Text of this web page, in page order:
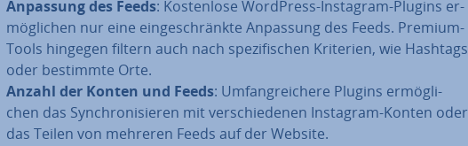
Anpassung des Feeds: Kos­ten­lo­se WordPress-Instagram-Plugins er­
mög­li­chen nur eine ein­ge­schränk­te Anpassung des Feeds. Premium-
Tools hingegen filtern auch nach spe­zi­fi­schen Kriterien, wie Hashtags
oder bestimmte Orte.
Anzahl der Konten und Feeds: Um­fang­rei­che­re Plugins er­mög­li­
chen das Syn­chro­ni­sie­ren mit ver­schie­de­nen Instagram-Konten oder
das Teilen von mehreren Feeds auf der Website.